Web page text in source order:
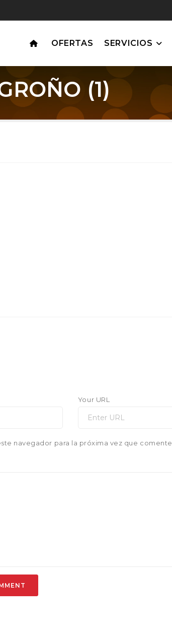
OFERTAS SERVICIOS
(1)
Your URL
navegador para la próxima vez que comente.